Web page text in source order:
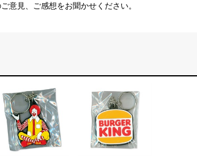
意見、ご感想をお聞かせください。